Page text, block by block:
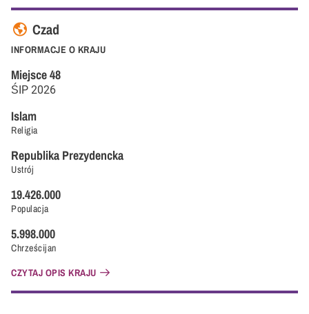
INFORMACJE O KRAJU
Czad
Miejsce48
ŚIP 2026
Religia
Islam
Ustrój
Republika Prezydencka
Populacja
19.426.000
Chrześcijan
5.998.000
CZYTAJ OPIS KRAJU